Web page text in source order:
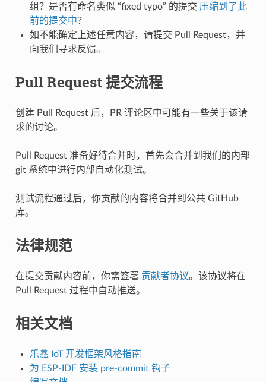
组？是否有命名类似 “fixed typo” 的提交 压缩到了此
前的提交中？
如不能确定上述任意内容，请提交 Pull Request，并
向我们寻求反馈。
Pull Request 提交流程
创建 Pull Request 后，PR 评论区中可能有一些关于该请
求的讨论。
Pull Request 准备好待合并时，首先会合并到我们的内部
git 系统中进行内部自动化测试。
测试流程通过后，你贡献的内容将合并到公共 GitHub
库。
法律规范
在提交贡献内容前，你需签署 贡献者协议。该协议将在
Pull Request 过程中自动推送。
相关文档
乐鑫 IoT 开发框架风格指南
为 ESP-IDF 安装 pre-commit 钩子